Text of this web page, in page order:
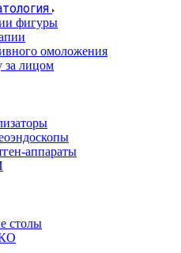
фигуры
омоложения
за лицом
аппараты
столы